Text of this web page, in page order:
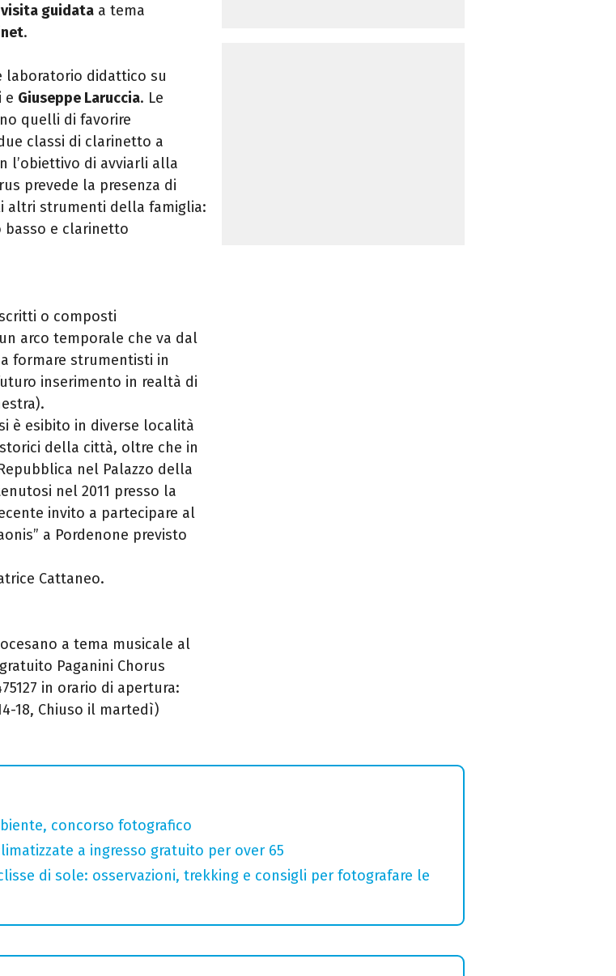
visita guidata a tema
.
laboratorio didattico su
e Giuseppe Laruccia. Le
quelli di favorire
classi di clarinetto a
l’obiettivo di avviarli alla
prevede la presenza di
altri strumenti della famiglia:
e clarinetto
o composti
arco temporale che va dal
formare strumentisti in
inserimento in realtà di
è esibito in diverse località
storici della città, oltre che in
nel Palazzo della
nel 2011 presso la
invito a partecipare al
a Pordenone previsto
Cattaneo.
a tema musicale al
Paganini Chorus
in orario di apertura:
18, Chiuso il martedì)
concorso fotografico
a ingresso gratuito per over 65
di sole: osservazioni, trekking e consigli per fotografare le